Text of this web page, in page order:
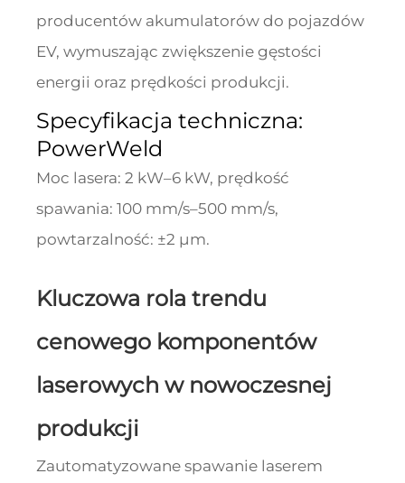
producentów akumulatorów do pojazdów
EV, wymuszając zwiększenie gęstości
energii oraz prędkości produkcji.
Specyfikacja techniczna:
PowerWeld
Moc lasera: 2 kW–6 kW, prędkość
spawania: 100 mm/s–500 mm/s,
powtarzalność: ±2 μm.
Kluczowa rola trendu
cenowego komponentów
laserowych w nowoczesnej
produkcji
Zautomatyzowane spawanie laserem